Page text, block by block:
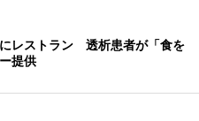
レストラン 透析患者が「食を
提供